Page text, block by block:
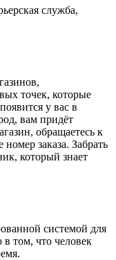
служба,
точек, которые
у вас в
вам придёт
обращаетесь к
заказа. Забрать
который знает
системой для
в том, что человек